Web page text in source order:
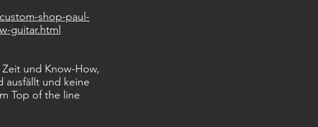
shop-paul-
guitar.html
und Know-How,
ausfällt und keine
Top of the line